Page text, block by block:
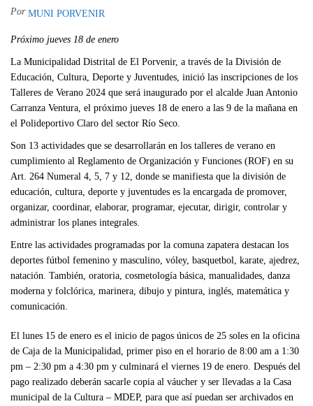
Por MUNI PORVENIR
Próximo jueves 18 de enero
La Municipalidad Distrital de El Porvenir, a través de la División de
Educación, Cultura, Deporte y Juventudes, inició las inscripciones de los
Talleres de Verano 2024 que será inaugurado por el alcalde Juan Antonio
Carranza Ventura, el próximo jueves 18 de enero a las 9 de la mañana en
el Polideportivo Claro del sector Río Seco.
Son 13 actividades que se desarrollarán en los talleres de verano en
cumplimiento al Reglamento de Organización y Funciones (ROF) en su
Art. 264 Numeral 4, 5, 7 y 12, donde se manifiesta que la división de
educación, cultura, deporte y juventudes es la encargada de promover,
organizar, coordinar, elaborar, programar, ejecutar, dirigir, controlar y
administrar los planes integrales.
Entre las actividades programadas por la comuna zapatera destacan los
deportes fútbol femenino y masculino, vóley, basquetbol, karate, ajedrez,
natación. También, oratoria, cosmetología básica, manualidades, danza
moderna y folclórica, marinera, dibujo y pintura, inglés, matemática y
comunicación.
El lunes 15 de enero es el inicio de pagos únicos de 25 soles en la oficina
de Caja de la Municipalidad, primer piso en el horario de 8:00 am a 1:30
pm – 2:30 pm a 4:30 pm y culminará el viernes 19 de enero. Después del
pago realizado deberán sacarle copia al váucher y ser llevadas a la Casa
municipal de la Cultura – MDEP, para que así puedan ser archivados en